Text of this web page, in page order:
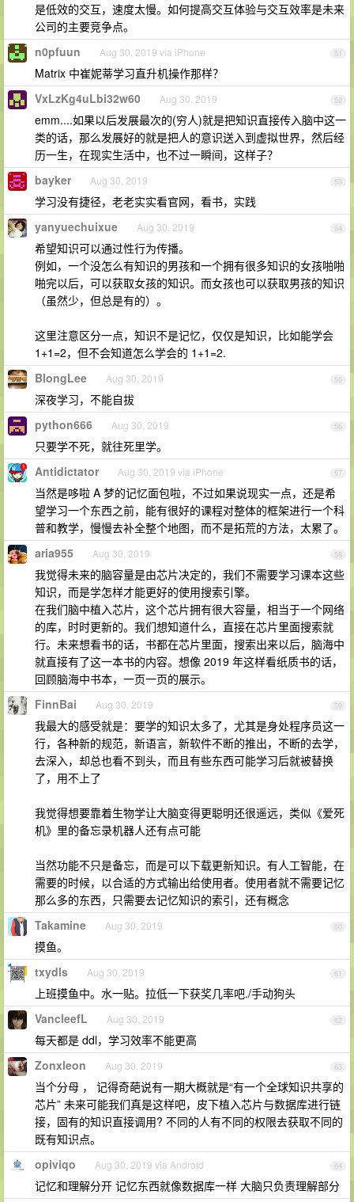
是低效的交互，速度太慢。如何提高交互体验与交互效率是未来
公司的主要竞争点。
51
n0pfuun Aug 30, 2019 via iPhone
Matrix 中崔妮蒂学习直升机操作那样？
52
VxLzKg4uLbi32w60 Aug 30, 2019
emm....如果以后发展最次的(穷人)就是把知识直接传入脑中这一
类的话，那么发展好的就是把人的意识送入到虚拟世界，然后经
历一生，在现实生活中，也不过一瞬间，这样子？
53
bayker Aug 30, 2019
学习没有捷径，老老实实看官网，看书，实践
54
yanyuechuixue Aug 30, 2019
希望知识可以通过性行为传播。
例如，一个没怎么有知识的男孩和一个拥有很多知识的女孩啪啪
啪完以后，可以获取女孩的知识。而女孩也可以获取男孩的知识
（虽然少，但总是有的）。
这里注意区分一点，知识不是记忆，仅仅是知识，比如能学会
1+1=2，但不会知道怎么学会的 1+1=2.
55
BlongLee Aug 30, 2019
深夜学习，不能自拔
56
python666 Aug 30, 2019
只要学不死，就往死里学。
57
Antidictator Aug 30, 2019 via iPhone
当然是哆啦 A 梦的记忆面包啦，不过如果说现实一点，还是希
望学习一个东西之前，能有很好的课程对整体的框架进行一个科
普和教学，慢慢去补全整个地图，而不是拓荒的方法，太累了。
58
aria955 Aug 30, 2019
我觉得未来的脑容量是由芯片决定的，我们不需要学习课本这些
知识，而是学怎样才能更好的使用搜索引擎。
在我们脑中植入芯片，这个芯片拥有很大容量，相当于一个网络
的库，时时更新的。我们想知道什么，直接在芯片里面搜索就
行。未来想看书的话，书都在芯片里面，搜索出来以后，脑海中
就直接有了这一本书的内容。想像 2019 年这样看纸质书的话，
回顾脑海中书本，一页一页的展示。
59
FinnBai Aug 30, 2019
我最大的感受就是：要学的知识太多了，尤其是身处程序员这一
行，各种新的规范，新语言，新软件不断的推出，不断的去学，
去深入，却总也看不到头，而且有些东西可能学习后就被替换
了，用不上了
我觉得想要靠着生物学让大脑变得更聪明还很遥远，类似《爱死
机》里的备忘录机器人还有点可能
当然功能不只是备忘，而是可以下载更新知识。有人工智能，在
需要的时候，以合适的方式输出给使用者。使用者就不需要记忆
那么多的东西，只需要去记忆知识的索引，还有概念
60
Takamine Aug 30, 2019
摸鱼。
61
txydls Aug 30, 2019
上班摸鱼中。水一贴。拉低一下获奖几率吧./手动狗头
62
VancleefL Aug 30, 2019
每天都是 ddl，学习效率不能更高
63
Zonxleon Aug 30, 2019
当个分母 ， 记得奇葩说有一期大概就是“有一个全球知识共享的
芯片” 未来可能我们真是这样吧，皮下植入芯片与数据库进行链
接，固有的知识直接调用? 不同的人有不同的权限去获取不同的
既有知识点。
64
opiviqo Aug 30, 2019 via Android
记忆和理解分开 记忆东西就像数据库一样 大脑只负责理解部分